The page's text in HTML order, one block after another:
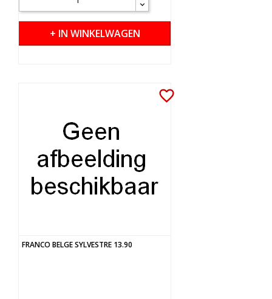
+ IN WINKELWAGEN
favorite_border
FRANCO BELGE SYLVESTRE 13.90